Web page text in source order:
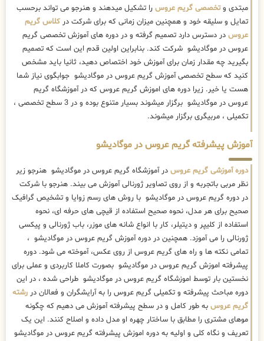
مبتدی وتخصصی گریم عروس را تشکیل میدهند و هنرجو می تواند برحسب
تمایل و سلیقه خود و همچنین میزان زمانی که برای شرکت در کلاس گریم
عروس در دسترس دارد تصمیم گرفته و در دوره های آموزش تخصصی گریم
عروس در موگادیشو شرکت کند. بنابراین اولین قدم این است که تصمیم
بگیرید چه مقدار زمان برای آموزش خود اختصاص دهید، ثانیا باید مشخص
کنید که سطح تخصصی آموزش گریم عروس در موگادیشو جوابگوی نیاز شما
هست یا خیر. زیرا دوره های اموزش گریم عروس که در آموزشگاه گریم
عروس در موگادیشو برگزار میشوند بسیار متنوع بوده و در 3 سطح تخصصی ،
تکمیلی ، مربیگری برگزار میشوند.
آموزش پیشرفته گریم عروس در موگادیشو
دوره آموزشی گریم عروس در آموزشگاه گریم عروس در موگادیشو هنرجو زیر
نظر مربی باتجربه و از روی تصاویر ژورنالی آموزش می بیند. هنرجو با شرکت
در دوره گریم عروس در موگادیشو با روش های رسم زوایا و تشخیص گرافیک
صحیح برای هر مدل، نحوه صحیح استفاده از قیچی های حرفه ای، نحوه
استفاده از کلیپر و دیتیلر، کار با انواع شانه های موزر، باب ژورنالی و پیکسی
ژورنالی را می آموزد. همچنین در دوره آموزش گریم عروس در موگادیشو ،
تمامی نکته ها و راه های گریم عروس از روی عکس، آموخته می شود. دوره
پیشرفته اموزش گریم عروس در موگادیشو بصورت کاملا کاربردی و عملی برای
نخستین بار توسط اموزشگاه گریم عروس در موگادیشو طراحی شده ، در این
دوره مباحث پیشرفته و تکمیلی گریم عروس را به آرایشگران و فعالان در رشته
گریم عروس به طور کامل و در سطح پیشرفته آموزش می دهیم که چگونه
موهای مشتری را مطابق با ساختار چهره او مدل داده و اصلاح کنند. این یک
تعریف و نگاه کلی و اولیه به دوره اموزش پیشرفته گریم عروس در موگادیشو